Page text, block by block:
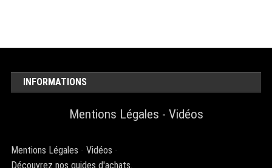
INFORMATIONS
Mentions Légales - Vidéos
Mentions Légales -Vidéos -
Découvrez nos guides d'achats.